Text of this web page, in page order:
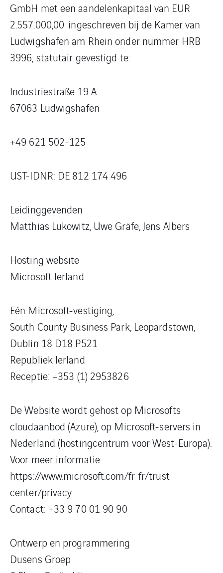
GmbH met een aandelenkapitaal van EUR
2.557.000,00 ingeschreven bij de Kamer van
Ludwigshafen am Rhein onder nummer HRB
3996, statutair gevestigd te:
Industriestraße 19 A
67063 Ludwigshafen
+49 621 502-125
UST-IDNR: DE 812 174 496
Leidinggevenden
Matthias Lukowitz, Uwe Gräfe, Jens Albers
Hosting website
Microsoft Ierland
Eén Microsoft-vestiging,
South County Business Park, Leopardstown,
Dublin 18 D18 P521
Republiek Ierland
Receptie: +353 (1) 2953826
De Website wordt gehost op Microsofts
cloudaanbod (Azure), op Microsoft-servers in
Nederland (hostingcentrum voor West-Europa).
Voor meer informatie:
https://www.microsoft.com/fr-fr/trust-
center/privacy
Contact: +33 9 70 01 90 90
Ontwerp en programmering
Dusens Groep